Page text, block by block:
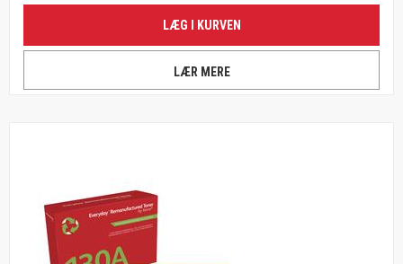
LÆG I KURVEN
LÆR MERE